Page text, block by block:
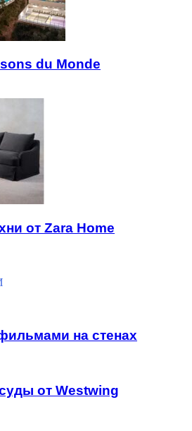
du Monde
от Zara Home
на стенах
от Westwing